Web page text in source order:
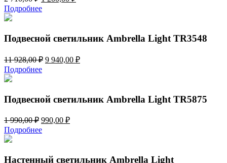
цена
составляла
710,00 ₽.
Подробнее
Подвесной светильник Ambrella Light TR3548
11 928,00₽ Первоначальная
928,00 ₽.
9 940,00 ₽Текущая
Подробнее
Подвесной светильник Ambrella Light TR5875
1 990,00₽ Первоначальная
цена
составляла
990,00 ₽.
990,00 ₽Текущая
Подробнее
Настенный светильник Ambrella Light